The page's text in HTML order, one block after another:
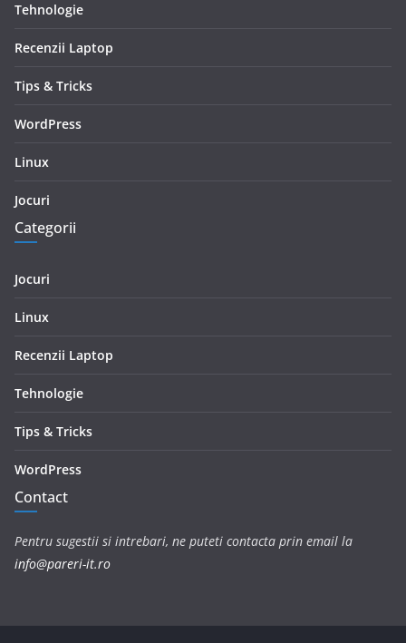
Tehnologie
Recenzii Laptop
Tips & Tricks
WordPress
Linux
Jocuri
Categorii
Jocuri
Linux
Recenzii Laptop
Tehnologie
Tips & Tricks
WordPress
Contact
Pentru sugestii si intrebari, ne puteti contacta prin email la
info@pareri-it.ro